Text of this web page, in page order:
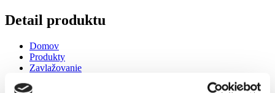
Detail produktu
Domov
Produkty
Zavlažovanie